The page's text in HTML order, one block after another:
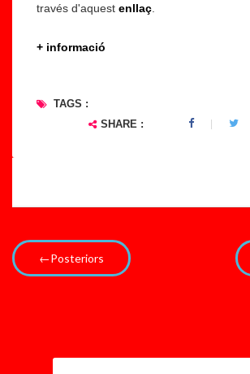
través d'aquest enllaç
+ informació
TAGS :
SHARE :
←Posteriors